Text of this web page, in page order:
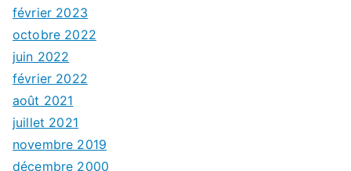
février 2023
octobre 2022
juin 2022
février 2022
août 2021
juillet 2021
novembre 2019
décembre 2000